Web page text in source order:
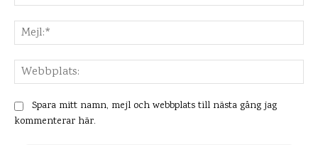
Spara mitt namn, mejl och webbplats till nästa gång jag
kommenterar här.